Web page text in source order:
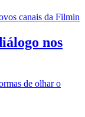
nos
de olhar o